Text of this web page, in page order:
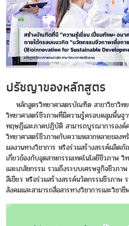
ปรัชญาของหลักสูตร
หลักสูตรวิทยาศาสตรบัณฑิต สาขาวิชาวิท
วิทยาศาสตร์ชีวภาพที่มีความรู้ครอบคลุมพื้นฐ
ทฤษฎีและภาคปฏิบัติ สามารถบูรณาการองค์ค
วิทยาศาสตร์ชีวภาพกับความหลากหลายของ
ผลงานทางวิชาการ หรือร่วมสร้างสรรค์ผลิ
เกี่ยวข้องกับอุตสาหกรรมเทคโนโลยีชีวภาพ
และเภสัชกรรม รวมถึงระบบเศรษฐกิจชีวภา
สีเขียว หรือร่วมสร้างสรรค์นวัตกรรมชีวภาพ
สังคมและสามารถสื่อสารทางวิชาการและวิชาชี